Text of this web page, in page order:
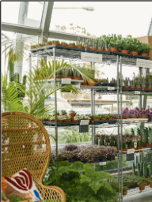
pršice in volnate
me ob znakih
ali mešanicoNeem
Pogoste težave
Gnitje:če opaziš,
spodnji listi,
mokra, si me po
Prosim, da
nagnite korenine,